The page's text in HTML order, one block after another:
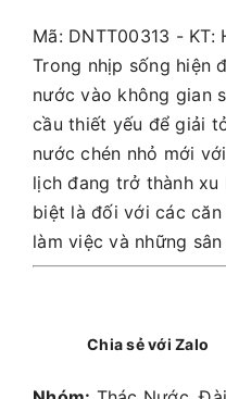
Mã: DNTT00313 - KT:
Trong nhịp sống hiện
nước vào không gian
cầu thiết yếu để giải
nước chén nhỏ mới
lịch đang trở thành xu
biệt là đối với các
làm việc và những
Chia sẻ với Zalo